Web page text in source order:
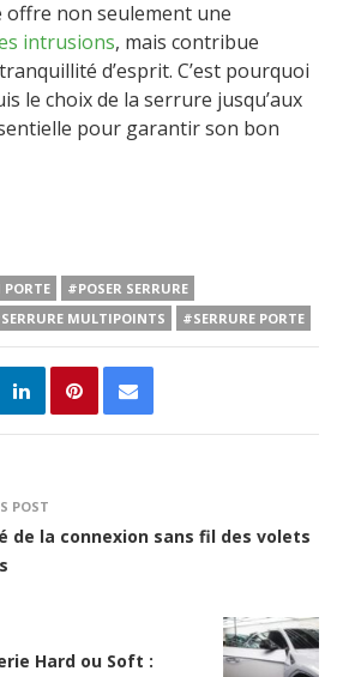
non seulement une
intrusions, mais contribue
d’esprit. C’est pourquoi
le choix de la serrure jusqu’aux
pour garantir son bon
#POSER SERRURE
MULTIPOINTS #SERRURE PORTE
POST
de la connexion sans fil des volets
Hard ou Soft :